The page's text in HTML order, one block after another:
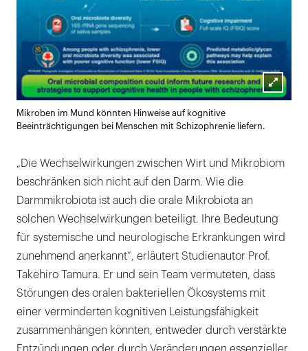
Mikroben im Mund könnten Hinweise auf kognitive
Beeinträchtigungen bei Menschen mit Schizophrenie liefern.
„Die Wechselwirkungen zwischen Wirt und Mikrobiom
beschränken sich nicht auf den Darm. Wie die
Darmmikrobiota ist auch die orale Mikrobiota an
solchen Wechselwirkungen beteiligt. Ihre Bedeutung
für systemische und neurologische Erkrankungen wird
zunehmend anerkannt“, erläutert Studienautor Prof.
Takehiro Tamura. Er und sein Team vermuteten, dass
Störungen des oralen bakteriellen Ökosystems mit
einer verminderten kognitiven Leistungsfähigkeit
zusammenhängen könnten, entweder durch verstärkte
Entzündungen oder durch Veränderungen essenzieller